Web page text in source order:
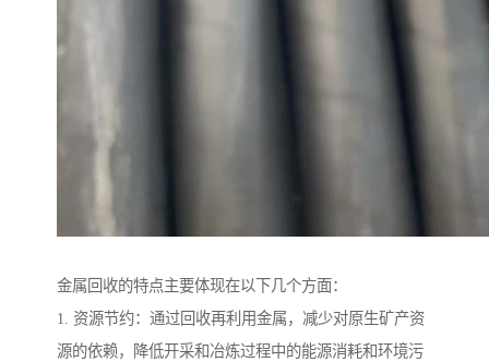
金属回收的特点主要体现在以下几个方面：
1. 资源节约：通过回收再利用金属，减少对原生矿产资
源的依赖，降低开采和冶炼过程中的能源消耗和环境污